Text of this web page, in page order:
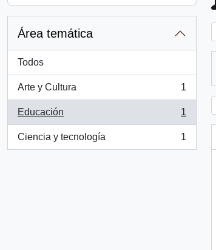
Área temática
Todos
Arte y Cultura
, 1 resultados
1
Educación
, 1 resultados
1
Ciencia y tecnología
, 1 resultados
1